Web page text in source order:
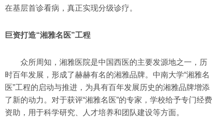
在基层首诊看病，真正实现分级诊疗。
巨资打造“湘雅名医”工程
众所周知，湘雅医院是中国西医的主要发源地之一，历
时百年发展，形成了赫赫有名的湘雅品牌。中南大学“湘雅名
医”工程的启动与推进，为具有百年发展历史的湘雅品牌增添
了新的动力。对于获评“湘雅名医”的专家，学校给予专门经费
资助，用于科学研究、人才培养和团队建设等方面。